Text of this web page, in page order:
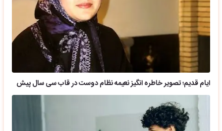
ایام قدیم؛ تصویر خاطره انگیز نعیمه نظام دوست در قاب سی سال پیش